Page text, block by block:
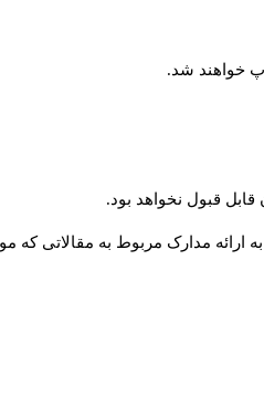
خواهند شد.
قبول نخواهد بود.
مدارک مربوط به مقالاتی که